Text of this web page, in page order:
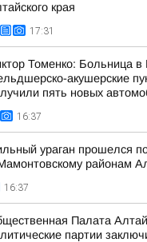
края
17:31
Томенко: Больница в
акушерские
пять новых
16:37
ураган прошелся
районам
16:37
Палата
партии